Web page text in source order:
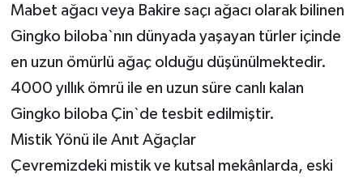
Mabet ağacı veya Bakire saçı ağacı olarak bilinen
Gingko biloba`nın dünyada yaşayan türler içinde
en uzun ömürlü ağaç olduğu düşünülmektedir.
4000 yıllık ömrü ile en uzun süre canlı kalan
Gingko biloba Çin`de tesbit edilmiştir.
Mistik Yönü ile Anıt Ağaçlar
Çevremizdeki mistik ve kutsal mekânlarda, eski